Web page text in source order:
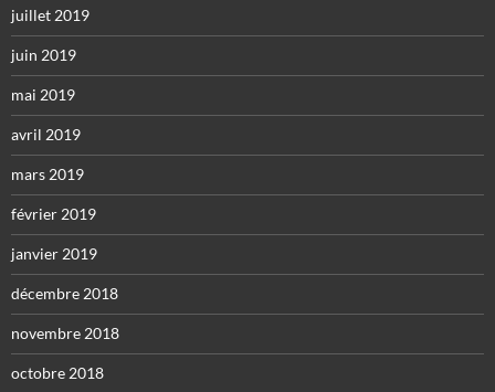
juillet 2019
juin 2019
mai 2019
avril 2019
mars 2019
février 2019
janvier 2019
décembre 2018
novembre 2018
octobre 2018